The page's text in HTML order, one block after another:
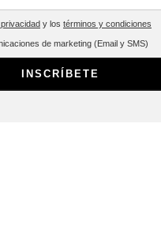
y los términos y condiciones
de marketing (Email y SMS)
INSCRÍBETE